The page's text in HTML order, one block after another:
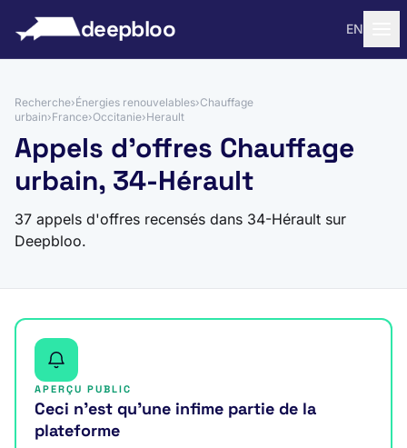
deepbloo EN
Recherche›Énergies renouvelables›Chauffage
urbain›France›Occitanie›Herault
Appels d'offres Chauffage
urbain, 34-Hérault
37 appels d'offres recensés dans 34-Hérault sur
Deepbloo.
APERÇU PUBLIC
Ceci n’est qu’une infime partie de la
plateforme